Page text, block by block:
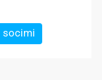
socimi